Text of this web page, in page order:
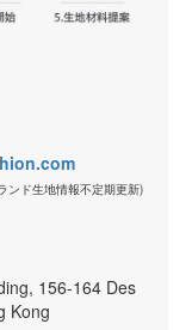
ンド生地情報不定期更新)
156-164 Des
Kong